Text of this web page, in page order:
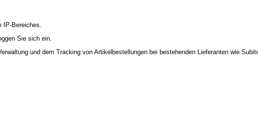
Bereiches.
Sie sich ein.
und dem Tracking von Artikelbestellungen bei bestehenden Lieferanten wie